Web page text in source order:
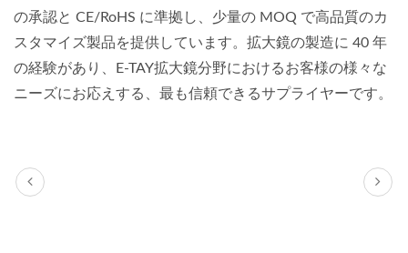
の承認と CE/RoHS に準拠し、少量の MOQ で高品質のカ
スタマイズ製品を提供しています。拡大鏡の製造に 40 年
の経験があり、E-TAY拡大鏡分野におけるお客様の様々な
ニーズにお応えする、最も信頼できるサプライヤーです。